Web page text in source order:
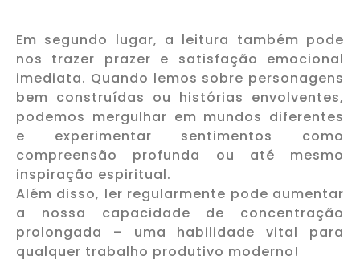
Em segundo lugar, a leitura também pode
nos trazer prazer e satisfação emocional
imediata. Quando lemos sobre personagens
bem construídas ou histórias envolventes,
podemos mergulhar em mundos diferentes
e experimentar sentimentos como
compreensão profunda ou até mesmo
inspiração espiritual.
Além disso, ler regularmente pode aumentar
a nossa capacidade de concentração
prolongada – uma habilidade vital para
qualquer trabalho produtivo moderno!